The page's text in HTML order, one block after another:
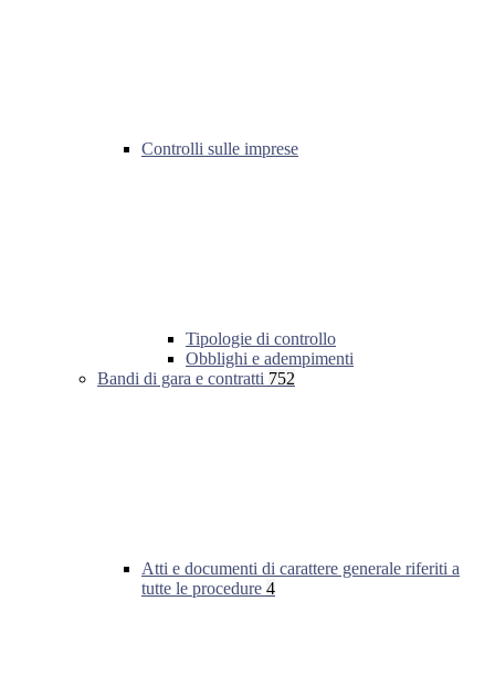
Controlli sulle imprese
Tipologie di controllo
Obblighi e adempimenti
Bandi di gara e contratti 752
Atti e documenti di carattere generale riferiti a
tutte le procedure 4